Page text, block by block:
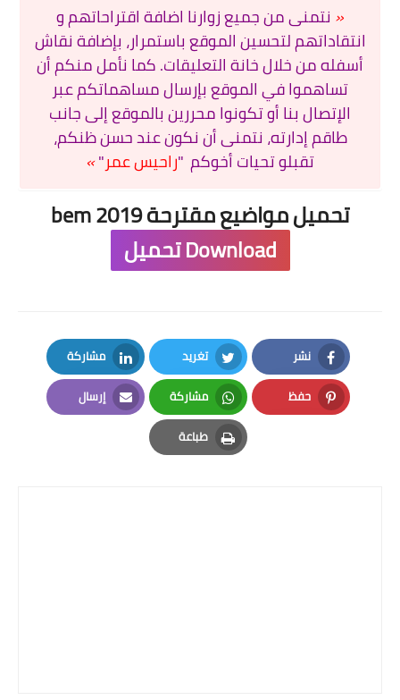
master
الأستاذ
الأستاذ المتربص
مذكرات
كتب
منوعات
« نتمنى من جميع زوارنا اضافة اقتراحاتهم و
انتقاداتهم لتحسين الموقع باستمرار، بإضافة نقاش
أسفله من خلال خانة التعليقات. كما نأمل منكم أن
تساهموا في الموقع بإرسال مساهماتكم عبر
الإتصال بنا أو تكونوا محررين بالموقع إلى جانب
طاقم إدارته، نتمنى أن نكون عند حسن ظنكم،
تقبلو تحيات أخوكم "راحيس عمر"
»
تحميل مواضيع مقترحة bem 2019
Download تحميل
نشر
Facebook
تغريد
Twitter
مشاركة
LinkedIn
حفظ
Pinterest
مشاركة
Whatsapp
إرسال
Email
طباعة
Print